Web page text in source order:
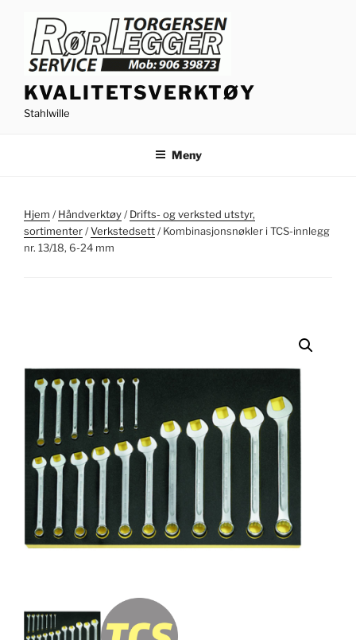
innhold
KVALITETSVERKTØY
Stahlwille
Meny
Hjem /Håndverktøy/Drifts- og verksted utstyr,
sortimenter/Verkstedsett/ Kombinasjonsnøkler i TCS-innlegg
nr. 13/18, 6-24 mm